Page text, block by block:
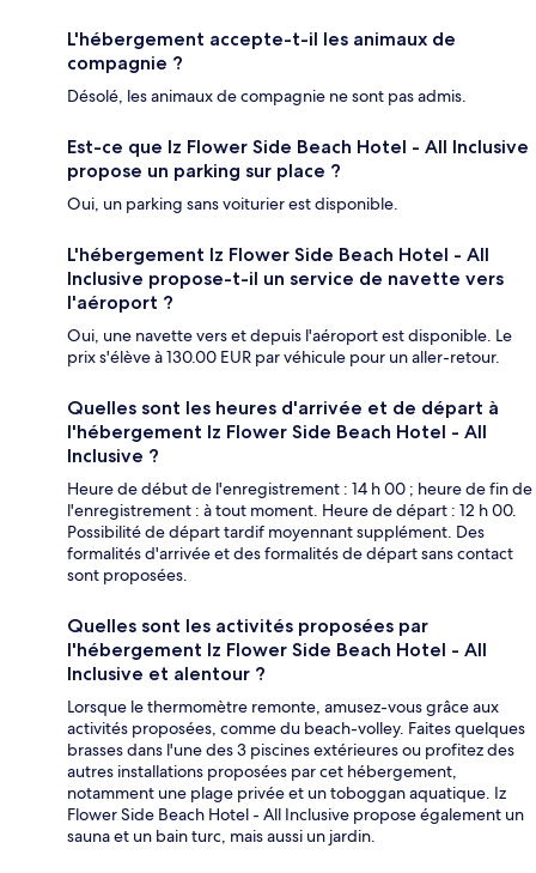
L'hébergement accepte-t-il les animaux de
compagnie ?
Désolé, les animaux de compagnie ne sont pas admis.
Est-ce que Iz Flower Side Beach Hotel - All Inclusive
propose un parking sur place ?
Oui, un parking sans voiturier est disponible.
L'hébergement Iz Flower Side Beach Hotel - All
Inclusive propose-t-il un service de navette vers
l'aéroport ?
Oui, une navette vers et depuis l'aéroport est disponible. Le
prix s'élève à 130.00 EUR par véhicule pour un aller-retour.
Quelles sont les heures d'arrivée et de départ à
l'hébergement Iz Flower Side Beach Hotel - All
Inclusive ?
Heure de début de l'enregistrement : 14 h 00 ; heure de fin de
l'enregistrement : à tout moment. Heure de départ : 12 h 00.
Possibilité de départ tardif moyennant supplément. Des
formalités d'arrivée et des formalités de départ sans contact
sont proposées.
Quelles sont les activités proposées par
l'hébergement Iz Flower Side Beach Hotel - All
Inclusive et alentour ?
Lorsque le thermomètre remonte, amusez-vous grâce aux
activités proposées, comme du beach-volley. Faites quelques
brasses dans l'une des 3 piscines extérieures ou profitez des
autres installations proposées par cet hébergement,
notamment une plage privée et un toboggan aquatique. Iz
Flower Side Beach Hotel - All Inclusive propose également un
sauna et un bain turc, mais aussi un jardin.